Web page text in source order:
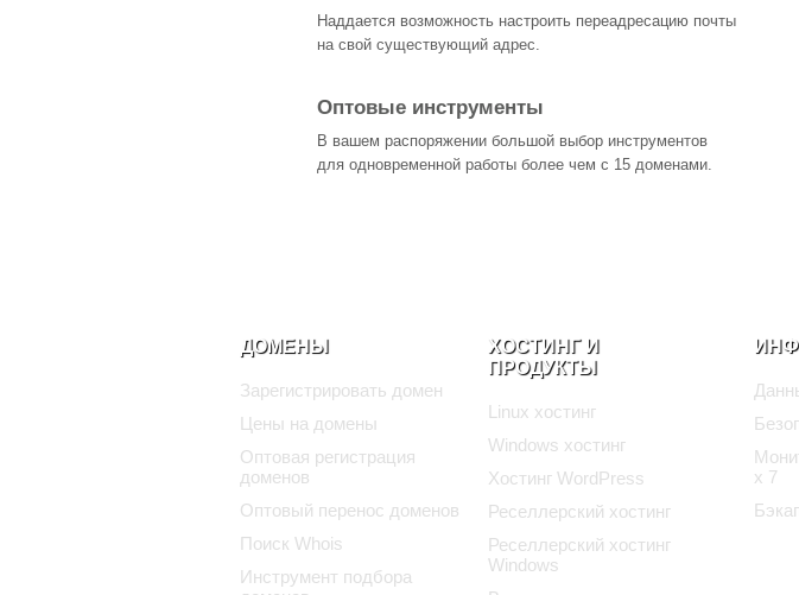
Наддается возможность настроить переадресацию почты
на свой существующий адрес.
Оптовые инструменты
В вашем распоряжении большой выбор инструментов
для одновременной работы более чем с 15 доменами.
ДОМЕНЫ
Зарегистрировать домен
Цены на домены
Оптовая регистрация
доменов
Оптовый перенос доменов
Поиск Whois
Инструмент подбора
ХОСТИНГ И
ПРОДУКТЫ
Linux хостинг
Windows хостинг
Хостинг WordPress
Реселлерский хостинг
Реселлерский хостинг
Windows
x 7